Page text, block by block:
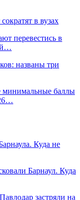
в вузах
перевестись в
названы три
баллы
Куда не
Барнаул. Куда
застряли на